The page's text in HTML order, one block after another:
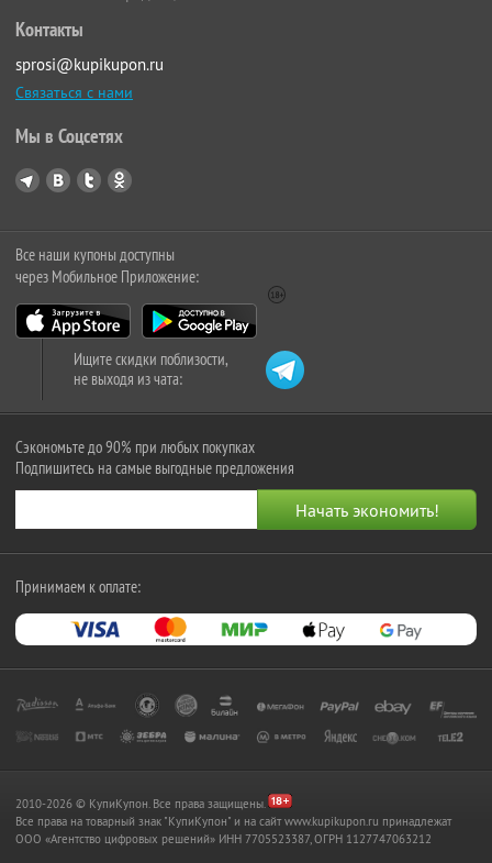
Контакты
sprosi@kupikupon.ru
Связаться с нами
Мы в Соцсетях
Все наши купоны доступны
через Мобильное Приложение:
Ищите скидки поблизости,
не выходя из чата:
Сэкономьте до 90% при любых покупках
Подпишитесь на самые выгодные предложения
Принимаем к оплате:
2010-2026 © КупиКупон. Все права защищены.
Все права на товарный знак "КупиКупон" и на сайт www.kupikupon.ru принадлежат
OOO «Агентство цифровых решений» ИНН 7705523387, ОГРН 1127747063212